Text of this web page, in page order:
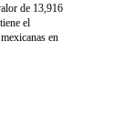
de 13,916
el
en